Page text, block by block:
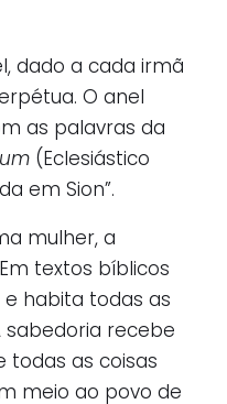
dado a cada irmã
O anel
as palavras da
(Eclesiástico
em Sion”.
mulher, a
textos bíblicos
e habita todas as
sabedoria recebe
todas as coisas
meio ao povo de